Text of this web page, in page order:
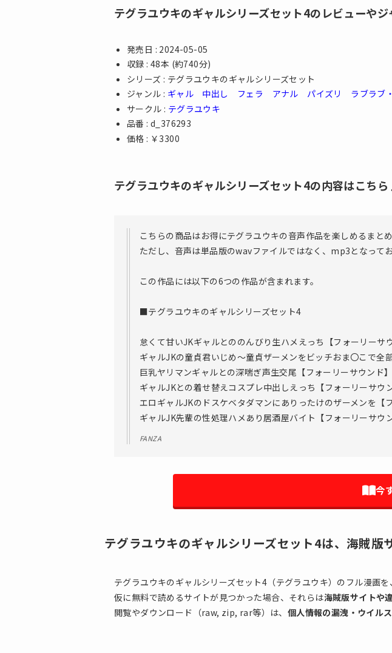
テグラユウキのギャルシリーズセット4のレビューや
発売日 : 2024-05-05
収録 : 48本 (約740分)
シリーズ : テグラユウキのギャルシリーズセット
ジャンル : ギャル 中出し フェラ アナル パイズリ ラブラブ
サークル : テグラユウキ
品番 : d_376293
価格 : ￥3300
テグラユウキのギャルシリーズセット4の内容はこち
こちらの商品はお得にテグラユウキの音声作品を楽しめるまとめ
ただし、音声は単品版のwavファイルではなく、mp3となってお
この作品には以下の6つの作品が含まれます。
■テグラユウキのギャルシリーズセット4
怠くて甘いJKギャルとののんびり生ハメえっち【フォーリーサウ
ギャルJKの童貞君いじめ〜童貞ザーメンをビッチおま〇こで全
巨乳ヤリマンギャルとの深喘ぎ声生交尾【フォーリーサウンド】
ギャルJKとの着せ替えコスプレ中出しえっち【フォーリーサウン
エロギャルJKのドスケベタダマンにありったけのザーメンを【
ギャルJK先輩の性処理ハメあり居酒屋バイト【フォーリーサウン
FANZA
今
テグラユウキのギャルシリーズセット4は、海賊版
テグラユウキのギャルシリーズセット4（テグラユウキ）のフル漫画
仮に無料で読めるサイトが見つかった場合、それらは海賊版サイトや
閲覧やダウンロード（raw, zip, rar等）は、 個人情報の漏洩・ウイル